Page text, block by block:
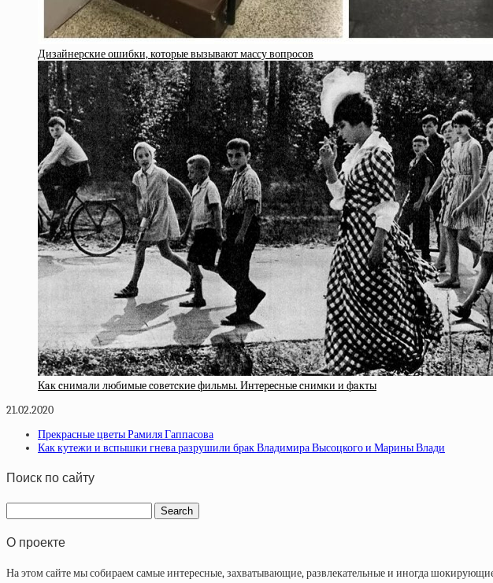
Дизайнерские ошибки, которые вызывают массу вопросов
Кaк cнимaли любимыe coвeтcкиe фильмы. Интepecныe cнимки и фaкты
21.02.2020
Прекрасные цветы Рамиля Гаппасова
Как кутежи и вспышки гнева разрушили брак Владимира Высоцкого и Марины Влади
Поиск по сайту
О проекте
На этом сайте мы собираем самые интересные, захватывающие, развлекательные и иногда